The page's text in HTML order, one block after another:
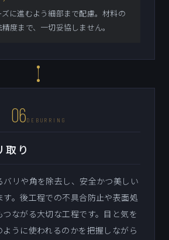
に進むよう細部まで配慮。材料の
度まで、一切妥協しません。
06DEBURRING
取り
バリや角を除去し、安全かつ美しい
。後工程での不具合防止や表面処
ながる大切な工程です。目と気を
うに使われるのかを把握しながら